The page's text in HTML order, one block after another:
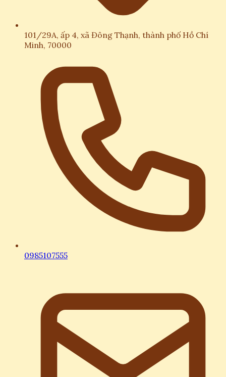
101/29A, ấp 4, xã Đông Thạnh, thành phố Hồ Chí
Minh, 70000
0985107555